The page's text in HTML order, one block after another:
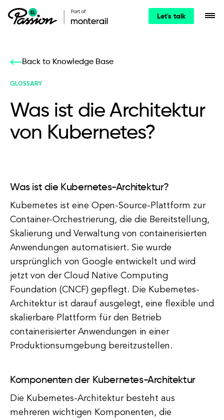
Let's talk
Back to Knowledge Base
GLOSSARY
Was ist die Architektur
von Kubernetes?
Was ist die Kubernetes-Architektur?
Kubernetes ist eine Open-Source-Plattform zur
Container-Orchestrierung, die die Bereitstellung,
Skalierung und Verwaltung von containerisierten
Anwendungen automatisiert. Sie wurde
ursprünglich von Google entwickelt und wird
jetzt von der Cloud Native Computing
Foundation (CNCF) gepflegt. Die Kubernetes-
Architektur ist darauf ausgelegt, eine flexible und
skalierbare Plattform für den Betrieb
containerisierter Anwendungen in einer
Produktionsumgebung bereitzustellen.
Komponenten der Kubernetes-Architektur
Die Kubernetes-Architektur besteht aus
mehreren wichtigen Komponenten, die